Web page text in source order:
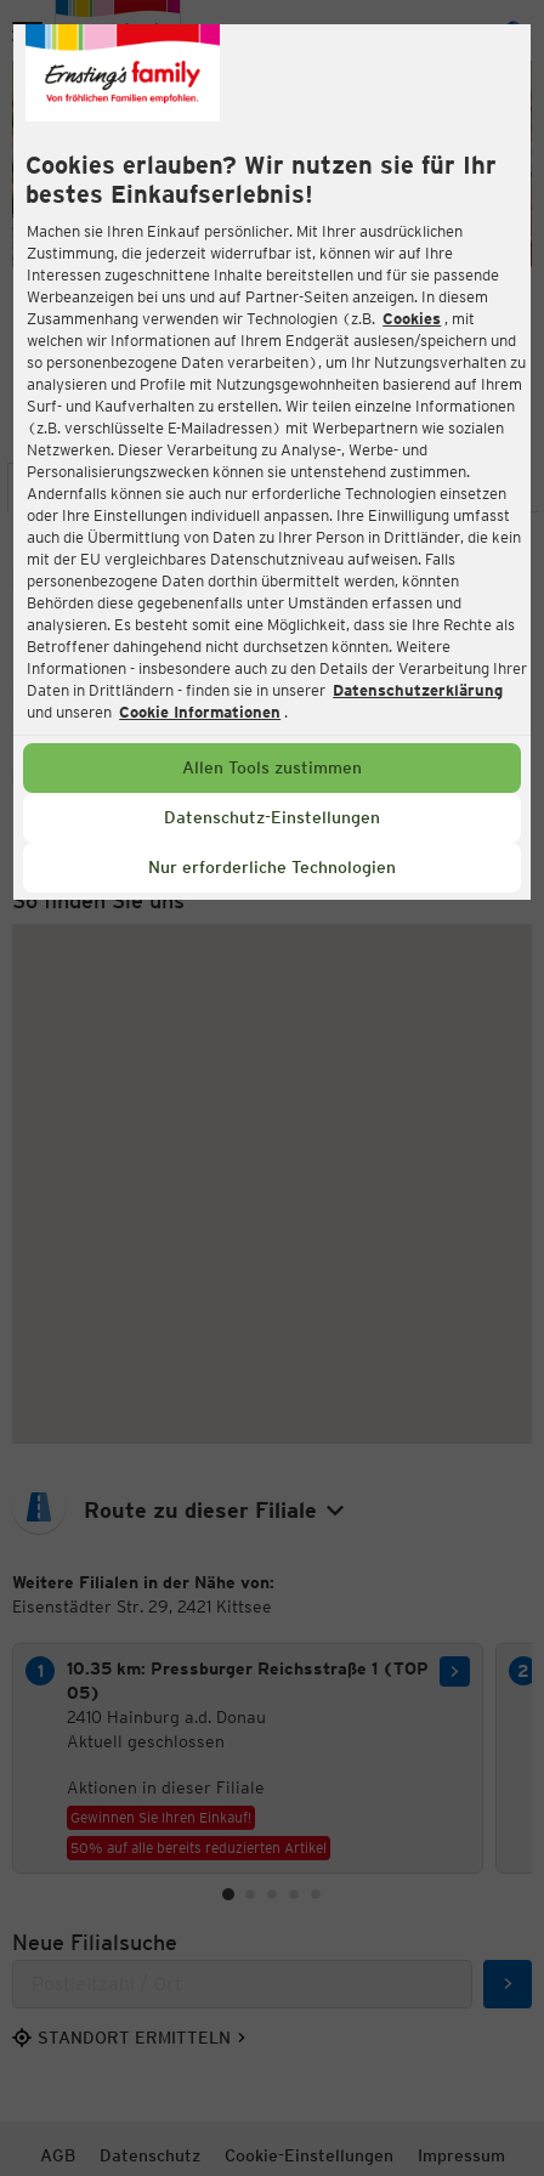
Cookies erlauben? Wir nutzen sie für Ihr
bestes Einkaufserlebnis!
Machen sie Ihren Einkauf persönlicher. Mit Ihrer ausdrücklichen
Zustimmung, die jederzeit widerrufbar ist, können wir auf Ihre
Interessen zugeschnittene Inhalte bereitstellen und für sie passende
Werbeanzeigen bei uns und auf Partner-Seiten anzeigen. In diesem
Zusammenhang verwenden wir Technologien (z.B. Cookies , mit
welchen wir Informationen auf Ihrem Endgerät auslesen/speichern und
so personenbezogene Daten verarbeiten), um Ihr Nutzungsverhalten zu
analysieren und Profile mit Nutzungsgewohnheiten basierend auf Ihrem
Surf- und Kaufverhalten zu erstellen. Wir teilen einzelne Informationen
(z.B. verschlüsselte E-Mailadressen) mit Werbepartnern wie sozialen
Netzwerken. Dieser Verarbeitung zu Analyse-, Werbe- und
Personalisierungszwecken können sie untenstehend zustimmen.
Andernfalls können sie auch nur erforderliche Technologien einsetzen
oder Ihre Einstellungen individuell anpassen. Ihre Einwilligung umfasst
auch die Übermittlung von Daten zu Ihrer Person in Drittländer, die kein
mit der EU vergleichbares Datenschutzniveau aufweisen. Falls
personenbezogene Daten dorthin übermittelt werden, könnten
Behörden diese gegebenenfalls unter Umständen erfassen und
analysieren. Es besteht somit eine Möglichkeit, dass sie Ihre Rechte als
Betroffener dahingehend nicht durchsetzen könnten. Weitere
Informationen - insbesondere auch zu den Details der Verarbeitung Ihrer
Daten in Drittländern - finden sie in unserer Datenschutzerklärung
und unseren Cookie Informationen .
Allen Tools zustimmen
Datenschutz-Einstellungen
Nur erforderliche Technologien
Menü
ERNSTING'S FAMILY FILIALE
Eisenstädter Str. 29
2421 Kittsee
4,6
Bewertung:
STANDORT SERVICES SORTIMENT AKTIONEN
Ernsting's family
Eisenstädter Str. 29, 2421 Kittsee
Aktuell:
Geschlossen
Service Hotline
+49 (0) 2546 / 98 999 98
So finden Sie uns
Route zu dieser Filiale
Weitere Filialen in der Nähe von:
Eisenstädter Str. 29, 2421 Kittsee
10.35 km: Pressburger Reichsstraße 1 (TOP
05)
2410 Hainburg a.d. Donau
Aktuell geschlossen
Aktionen in dieser Filiale
Gewinnen Sie Ihren Einkauf!
50% auf alle bereits reduzierten Artikel
Neue Filialsuche
STANDORT ERMITTELN
AGB Datenschutz Cookie-Einstellungen
Impressum